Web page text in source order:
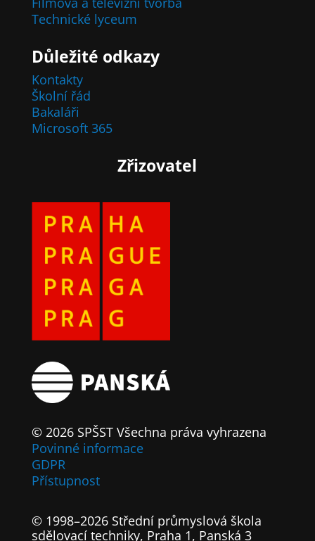
Technické lyceum
Důležité odkazy
Kontakty
Školní řád
Bakaláři
Microsoft 365
Zřizovatel
© 2026 SPŠST Všechna práva vyhrazena
Povinné informace
GDPR
Přístupnost
© 1998–2026 Střední průmyslová škola
sdělovací techniky, Praha 1, Panská 3